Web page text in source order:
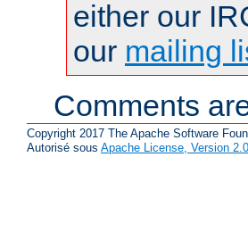
either our
our mailing
Comments
Copyright 2017 The Apache Software
Autorisé sous Apache License, Version 2.0